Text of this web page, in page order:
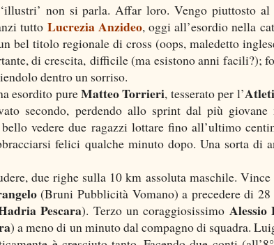
non si parla. Affar loro. Vengo piuttosto
tutto Lucrezia Anzideo, oggi all’esordio nella
bel titolo regionale di cross (oops, maledetto
di crescita, difficile (ma esistono anni facili?);
dentro un sorriso.
esordito pureMatteo Torrieri, tesserato per l’
secondo, perdendo allo sprint dal più giovane
vedere due ragazzi lottare fino all’ultimo
felici qualche minuto dopo. Una sorta di
due righe sulla 10 km assoluta maschile.
(Bruni Pubblicità Vomano) a precedere di
Pescara). Terzo un coraggiosissimo Alessio
) a meno di un minuto dal compagno di squadra.